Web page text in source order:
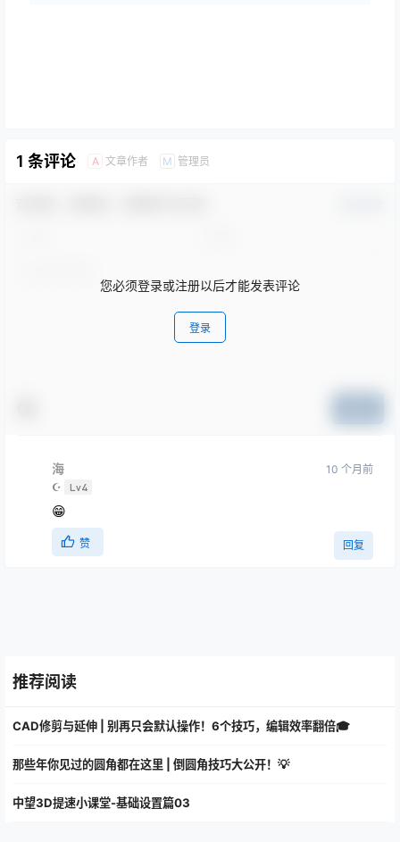
1 条评论 A 文章作者 M 管理员
您必须登录或注册以后才能发表评论
登录
海
☪ Lv4
10 个月前
😁
赞 回复
推荐阅读
CAD修剪与延伸 | 别再只会默认操作！6个技巧，编辑效率翻倍🎓
那些年你见过的圆角都在这里 | 倒圆角技巧大公开！💡
中望3D提速小课堂-基础设置篇03